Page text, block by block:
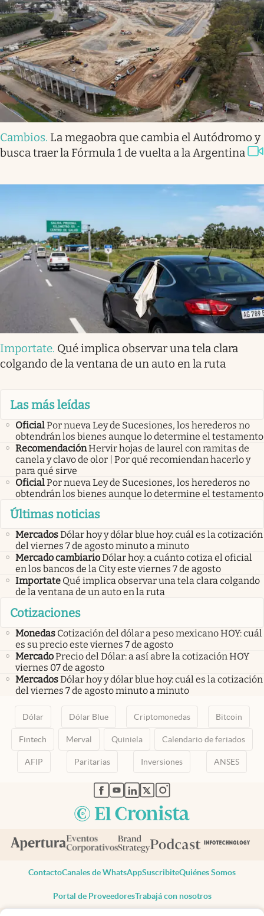
Cambios. La megaobra que cambia el Autódromo y
busca traer la Fórmula 1 de vuelta a la Argentina
Importate. Qué implica observar una tela clara
colgando de la ventana de un auto en la ruta
Las más leídas
OficialPor nueva Ley de Sucesiones, los herederos no
obtendrán los bienes aunque lo determine el testamento
RecomendaciónHervir hojas de laurel con ramitas de
canela y clavo de olor | Por qué recomiendan hacerlo y
para qué sirve
OficialPor nueva Ley de Sucesiones, los herederos no
obtendrán los bienes aunque lo determine el testamento
Últimas noticias
MercadosDólar hoy y dólar blue hoy: cuál es la cotización
del viernes 7 de agosto minuto a minuto
Mercado cambiarioDólar hoy: a cuánto cotiza el oficial
en los bancos de la City este viernes 7 de agosto
Importate Qué implica observar una tela clara colgando
de la ventana de un auto en la ruta
Cotizaciones
Monedas Cotización del dólar a peso mexicano HOY: cuál
es su precio este viernes 7 de agosto
MercadoPrecio del Dólar: a así abre la cotización HOY
viernes 07 de agosto
MercadosDólar hoy y dólar blue hoy: cuál es la cotización
del viernes 7 de agosto minuto a minuto
Dólar Dólar Blue Criptomonedas Bitcoin
Fintech Merval Quiniela Calendario de feriados
AFIP Paritarias Inversiones ANSES
abre en nueva pestaña
abre en nueva pestaña
abre en nueva pestaña
abre en nueva pestaña
abre en nueva pestaña
ContactoCanales de WhatsAppSuscribiteQuiénes Somos
Portal de ProveedoresTrabajá con nosotros